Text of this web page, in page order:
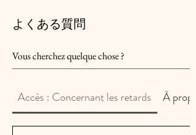
よくある質問
Accès : Concernant les retards À